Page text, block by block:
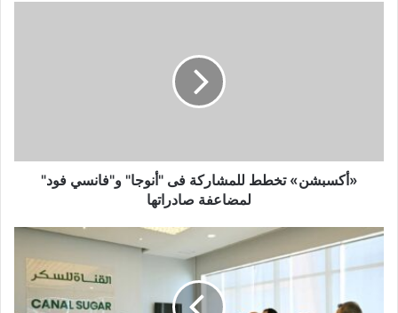
«أكسبشن» تخطط للمشاركة فى "أنوجا" و"فانسي فود"
لمضاعفة صادراتها